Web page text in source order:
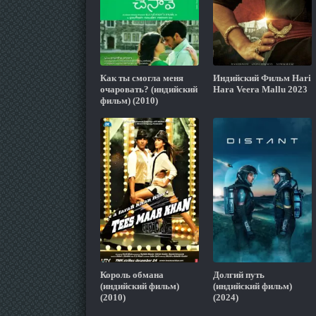
Как ты смогла меня
очаровать? (индийский
фильм) (2010)
Индийский Фильм Hari
Hara Veera Mallu 2023
Король обмана
(индийский фильм)
(2010)
Долгий путь
(индийский фильм)
(2024)